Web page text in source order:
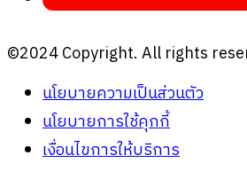
©2024 Copyright. All rights
นโยบายความเป็นส่วนตัว
นโยบายการใช้คุกกี้
เงื่อนไขการให้บริการ